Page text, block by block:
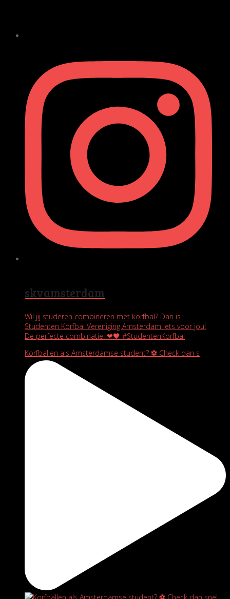
skvamsterdam
Wil jij studeren combineren met korfbal? Dan is
Studenten Korfbal Vereniging Amsterdam iets voor jou!
De perfecte combinatie. ❤🖤 #StudentenKorfbal
Korfballen als Amsterdamse student? ⚽️ Check dan s